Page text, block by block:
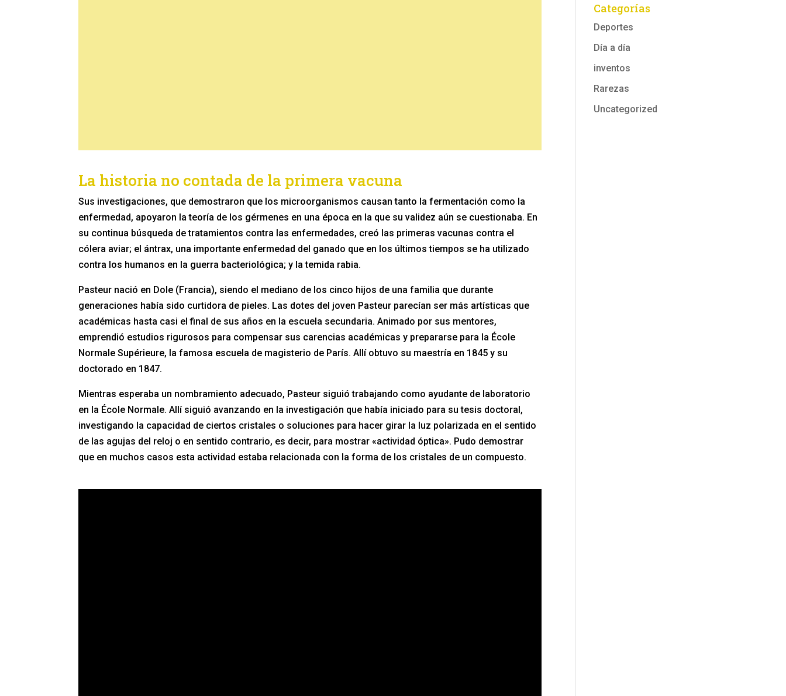
La historia no contada de la primera vacuna
Sus investigaciones, que demostraron que los microorganismos causan tanto la fermentación como la
enfermedad, apoyaron la teoría de los gérmenes en una época en la que su validez aún se cuestionaba. En
su continua búsqueda de tratamientos contra las enfermedades, creó las primeras vacunas contra el
cólera aviar; el ántrax, una importante enfermedad del ganado que en los últimos tiempos se ha utilizado
contra los humanos en la guerra bacteriológica; y la temida rabia.
Pasteur nació en Dole (Francia), siendo el mediano de los cinco hijos de una familia que durante
generaciones había sido curtidora de pieles. Las dotes del joven Pasteur parecían ser más artísticas que
académicas hasta casi el final de sus años en la escuela secundaria. Animado por sus mentores,
emprendió estudios rigurosos para compensar sus carencias académicas y prepararse para la École
Normale Supérieure, la famosa escuela de magisterio de París. Allí obtuvo su maestría en 1845 y su
doctorado en 1847.
Mientras esperaba un nombramiento adecuado, Pasteur siguió trabajando como ayudante de laboratorio
en la École Normale. Allí siguió avanzando en la investigación que había iniciado para su tesis doctoral,
investigando la capacidad de ciertos cristales o soluciones para hacer girar la luz polarizada en el sentido
de las agujas del reloj o en sentido contrario, es decir, para mostrar «actividad óptica». Pudo demostrar
que en muchos casos esta actividad estaba relacionada con la forma de los cristales de un compuesto.
Categorías
Deportes
Día a día
inventos
Rarezas
Uncategorized